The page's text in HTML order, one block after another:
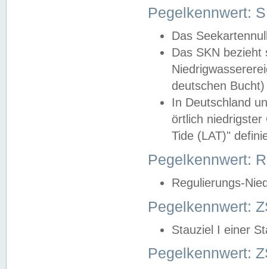
Pegelkennwert:
Das
Das SKN
deutschen
In Deutschland
örtlich
Tide (LAT)"
Pegelkennwert:
Regulierungs-
Pegelkennwert:
Stauziel I einer
Pegelkennwert: